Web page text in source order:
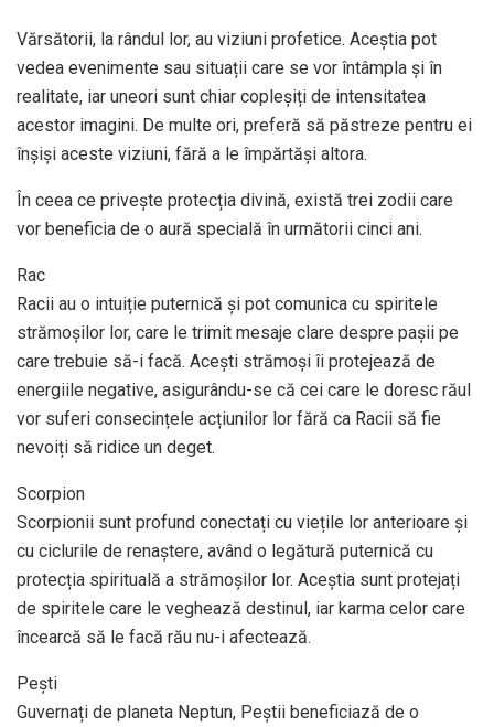
Vărsătorii, la rândul lor, au viziuni profetice. Aceștia pot
vedea evenimente sau situații care se vor întâmpla și în
realitate, iar uneori sunt chiar copleșiți de intensitatea
acestor imagini. De multe ori, preferă să păstreze pentru ei
înșiși aceste viziuni, fără a le împărtăși altora.
În ceea ce privește protecția divină, există trei zodii care
vor beneficia de o aură specială în următorii cinci ani.
Rac
Racii au o intuiție puternică și pot comunica cu spiritele
strămoșilor lor, care le trimit mesaje clare despre pașii pe
care trebuie să-i facă. Acești strămoși îi protejează de
energiile negative, asigurându-se că cei care le doresc răul
vor suferi consecințele acțiunilor lor fără ca Racii să fie
nevoiți să ridice un deget.
Scorpion
Scorpionii sunt profund conectați cu viețile lor anterioare și
cu ciclurile de renaștere, având o legătură puternică cu
protecția spirituală a strămoșilor lor. Aceștia sunt protejați
de spiritele care le veghează destinul, iar karma celor care
încearcă să le facă rău nu-i afectează.
Pești
Guvernați de planeta Neptun, Peștii beneficiază de o